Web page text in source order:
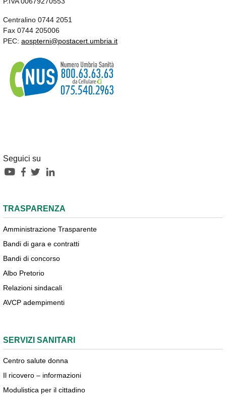
Centralino 0744 2051
Fax 0744 205006
PEC: aospterni@postacert.umbria.it
Seguici su
TRASPARENZA
Amministrazione Trasparente
Bandi di gara e contratti
Bandi di concorso
Albo Pretorio
Relazioni sindacali
AVCP adempimenti
SERVIZI SANITARI
Centro salute donna
Il ricovero – informazioni
Modulistica per il cittadino